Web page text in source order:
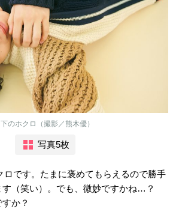
のホクロ（撮影／熊木優）
写真5枚
ロです。たまに褒めてもらえるので勝手
す（笑い）。でも、微妙ですかね…？
か？